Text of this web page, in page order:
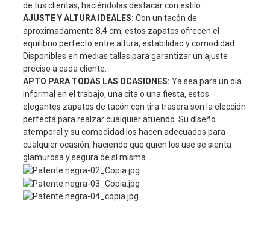
de tus clientas, haciéndolas destacar con estilo.
AJUSTE Y ALTURA IDEALES: Con un tacón de
aproximadamente 8,4 cm, estos zapatos ofrecen el
equilibrio perfecto entre altura, estabilidad y comodidad.
Disponibles en medias tallas para garantizar un ajuste
preciso a cada cliente.
APTO PARA TODAS LAS OCASIONES: Ya sea para un día
informal en el trabajo, una cita o una fiesta, estos
elegantes zapatos de tacón con tira trasera son la elección
perfecta para realzar cualquier atuendo. Su diseño
atemporal y su comodidad los hacen adecuados para
cualquier ocasión, haciendo que quien los use se sienta
glamurosa y segura de sí misma.